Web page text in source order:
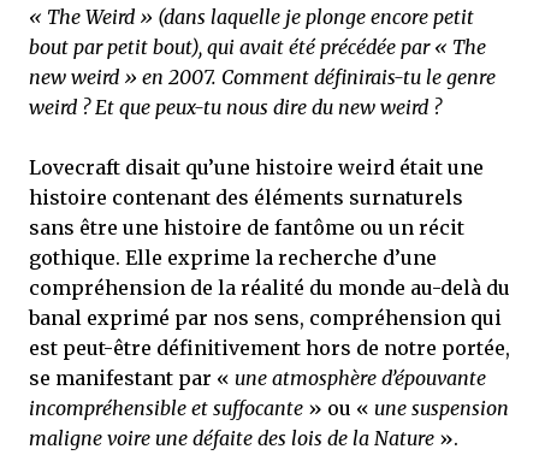
« The Weird » (dans laquelle je plonge encore petit
bout par petit bout), qui avait été précédée par « The
new weird » en 2007. Comment définirais-tu le genre
weird ? Et que peux-tu nous dire du new weird ?
Lovecraft disait qu’une histoire weird était une
histoire contenant des éléments surnaturels
sans être une histoire de fantôme ou un récit
gothique. Elle exprime la recherche d’une
compréhension de la réalité du monde au-delà du
banal exprimé par nos sens, compréhension qui
est peut-être définitivement hors de notre portée,
se manifestant par « une atmosphère d’épouvante
incompréhensible et suffocante » ou « une suspension
maligne voire une défaite des lois de la Nature ».